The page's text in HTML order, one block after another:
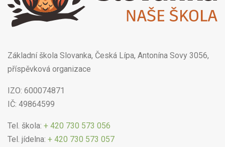
Základní škola Slovanka, Česká Lípa, Antonína Sovy 3056,
příspěvková organizace
IZO: 600074871
IČ: 49864599
Tel. škola: + 420 730 573 056
Tel. jídelna: + 420 730 573 057